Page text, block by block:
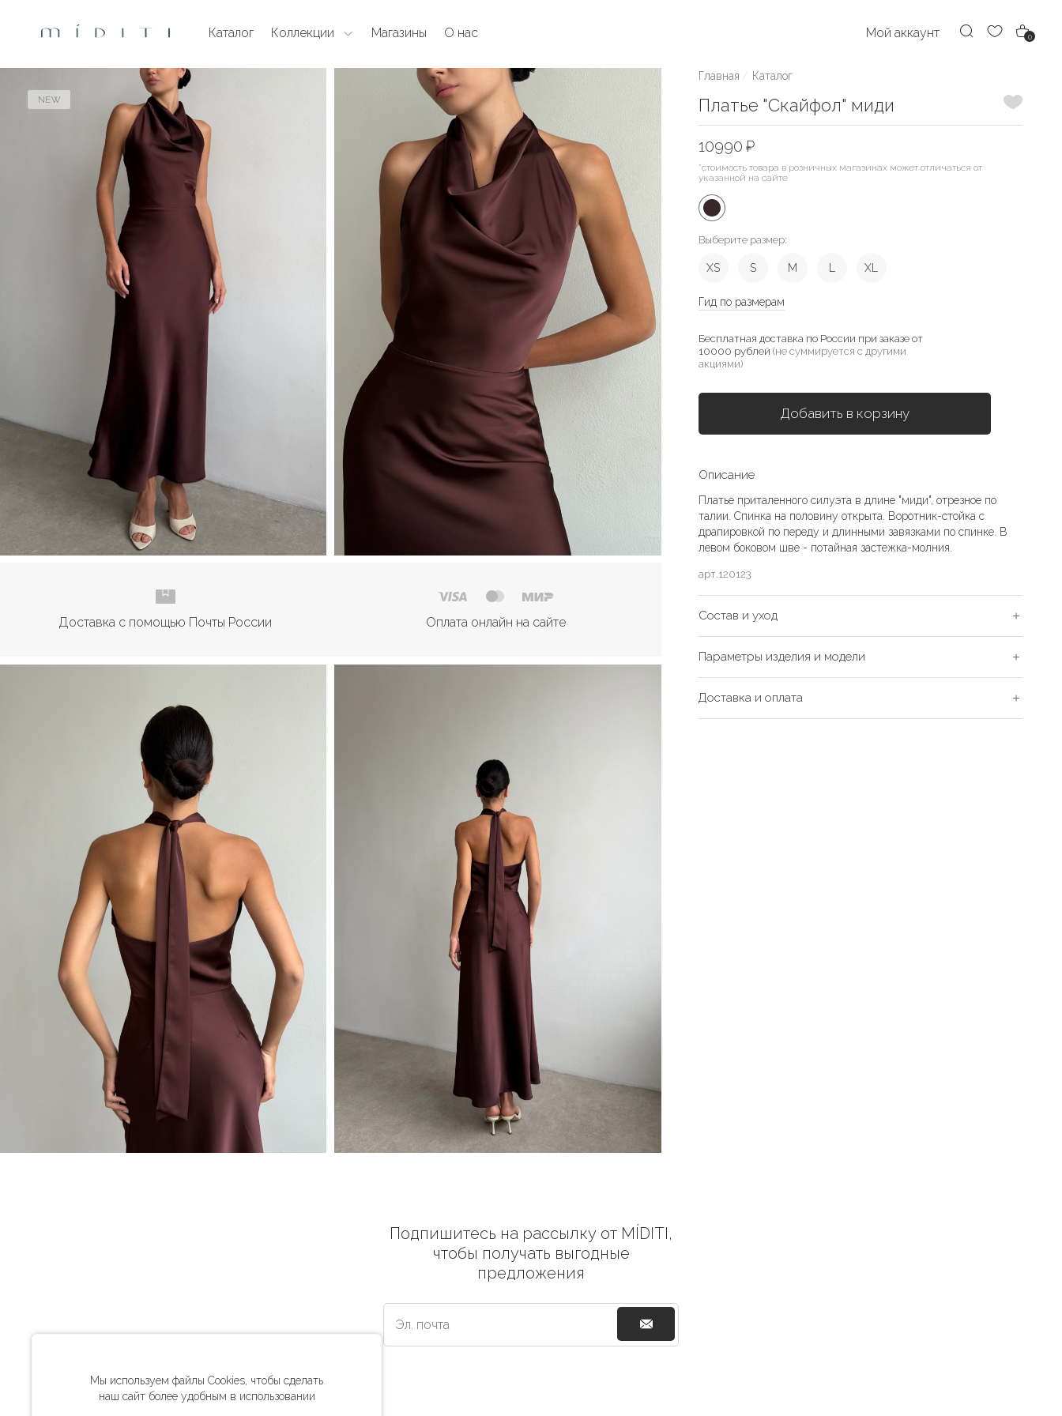
Каталог Коллекции Магазины О нас Мой аккаунт 0
NEW
Доставка с помощью Почты России Оплата онлайн на сайте
Главная Каталог
Платье "Скайфол" миди
10990 ₽
*стоимость товара в розничных магазинах может отличаться от
указанной на сайте
Выберите размер:
XS S M L XL
Гид по размерам
Бесплатная доставка по России при заказе от
10000 рублей (не суммируется с другими
акциями)
Добавить в корзину
Описание
Платье приталенного силуэта в длине "миди", отрезное по
талии. Спинка на половину открыта. Воротник-стойка с
драпировкой по переду и длинными завязками по спинке. В
левом боковом шве - потайная застежка-молния.
арт.120123
Состав и уход
Параметры изделия и модели
Доставка и оплата
Подпишитесь на рассылку от MÍDITI,
чтобы получать выгодные
предложения
Мы используем файлы Cookies, чтобы сделать
наш сайт более удобным в использовании